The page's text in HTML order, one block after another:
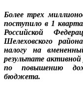
Более трех
поступило в 1
Российской
Шелеховского
налогу на
результате
по повышению
бюджета.